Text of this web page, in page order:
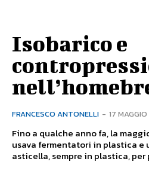
Isobarico e
FRANCESCO ANTONELLI - 17
Fino a qualche anno fa, la
usava fermentatori in plastica e
asticella, sempre in plastica, per